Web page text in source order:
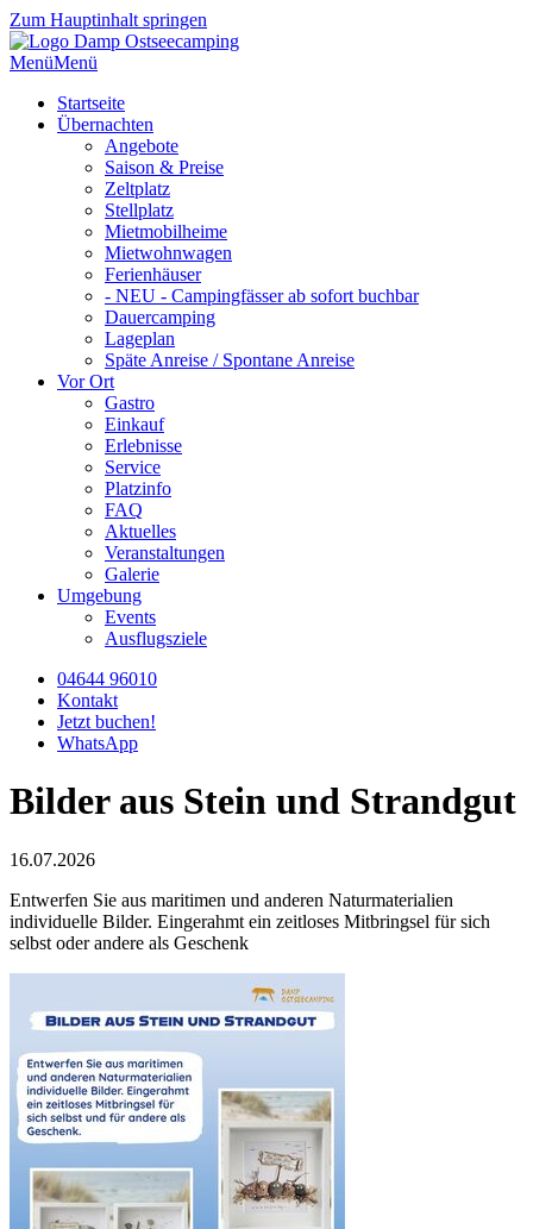
Zum Hauptinhalt springen
MenüMenü
Startseite
Übernachten
Angebote
Saison & Preise
Zeltplatz
Stellplatz
Mietmobilheime
Mietwohnwagen
Ferienhäuser
- NEU - Campingfässer ab sofort buchbar
Dauercamping
Lageplan
Späte Anreise / Spontane Anreise
Vor Ort
Gastro
Einkauf
Erlebnisse
Service
Platzinfo
FAQ
Aktuelles
Veranstaltungen
Galerie
Umgebung
Events
Ausflugsziele
04644 96010
Kontakt
Jetzt buchen!
WhatsApp
Bilder aus Stein und Strandgut
16.07.2026
Entwerfen Sie aus maritimen und anderen Naturmaterialien
individuelle Bilder. Eingerahmt ein zeitloses Mitbringsel für sich
selbst oder andere als Geschenk